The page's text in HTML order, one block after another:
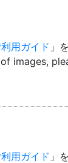
用ガイド 」
images,
用ガイド 」